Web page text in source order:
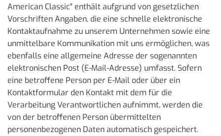
American Classic" enthält aufgrund von gesetzlichen
Vorschriften Angaben, die eine schnelle elektronische
Kontaktaufnahme zu unserem Unternehmen sowie eine
unmittelbare Kommunikation mit uns ermöglichen, was
ebenfalls eine allgemeine Adresse der sogenannten
elektronischen Post (E-Mail-Adresse) umfasst. Sofern
eine betroffene Person per E-Mail oder über ein
Kontaktformular den Kontakt mit dem für die
Verarbeitung Verantwortlichen aufnimmt, werden die
von der betroffenen Person übermittelten
personenbezogenen Daten automatisch gespeichert.